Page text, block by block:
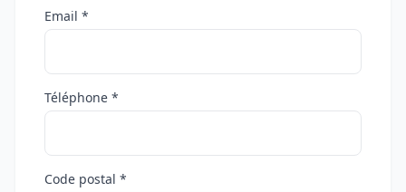
Email *
Téléphone *
Code postal *